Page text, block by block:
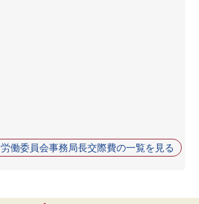
労働委員会事務局長交際費の一覧を見る